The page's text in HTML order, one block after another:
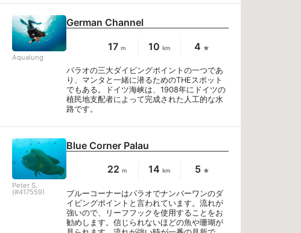
Aqualung
17 m 10 km 4
German Channel
パラオの三大ダイビングポイントの一つであ
り、マンタと一緒に潜るためのTHEスポット
でもある。ドイツ海峡は、1908年にドイツの
植民地支配者によって完成された人工的な水
路です。
Peter S.
(#417559)
22 m 14 km 5
Blue Corner Palau
ブルーコーナーはパラオでナンバーワンのダ
イビングポイントと言われています。流れが
強いので、リーフフックを使用することをお
勧めします。信じられないほどの魚や珊瑚が